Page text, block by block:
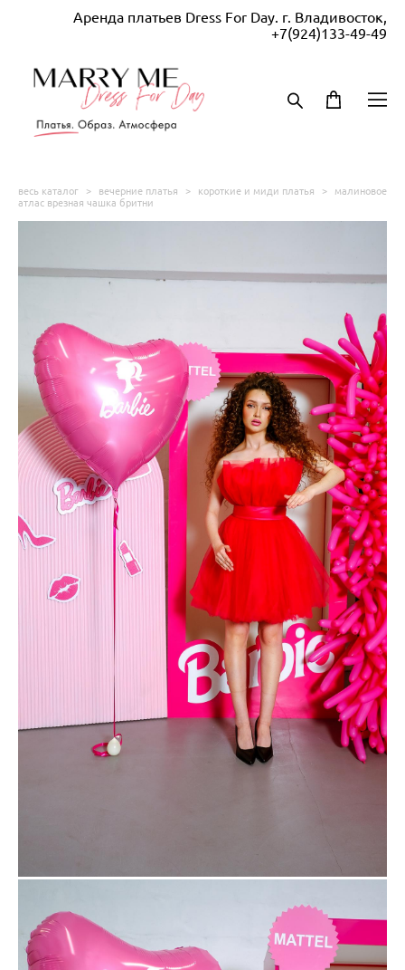
Аренда платьев Dress For Day. г. Владивосток,
+7(924)133-49-49
весь каталог > вечерние платья > короткие и миди платья >
малиновое
атлас врезная чашка бритни